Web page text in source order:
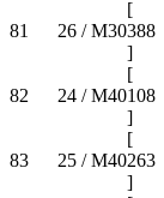
81 26 / M30
[
388
]
82 24 / M40
[
108
]
83 25 / M40
[
263
]